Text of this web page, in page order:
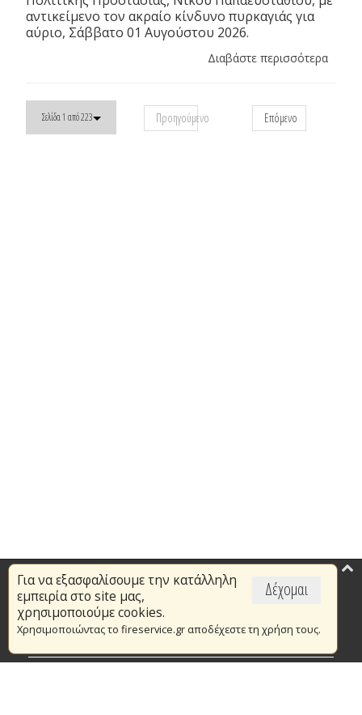
αντικείμενο τον ακραίο κίνδυνο πυρκαγιάς για
αύριο, Σάββατο 01 Αυγούστου 2026.
Διαβάστε περισσότερα
Σελίδα 1 από 223 Προηγούμενο Επόμενο
Δέχομαι
Για να εξασφαλίσουμε την κατάλληλη
εμπειρία στο site μας,
χρησιμοποιούμε cookies.
Χρησιμοποιώντας το fireservice.gr αποδέχεστε τη χρήση τους.
Επικαιρότητα
Το Πυροσβεστικό Σώμα